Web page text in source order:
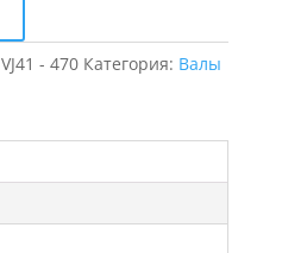
- 470 Категория: Валы